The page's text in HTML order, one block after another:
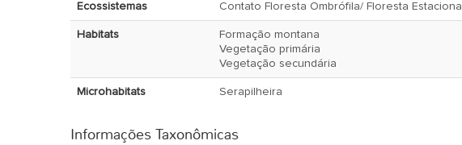
Ecossistemas Contato Floresta Ombrófila/ Floresta Estacional
Habitats
Formação montana
Vegetação primária
Vegetação secundária
Microhabitats Serapilheira
Informações Taxonômicas